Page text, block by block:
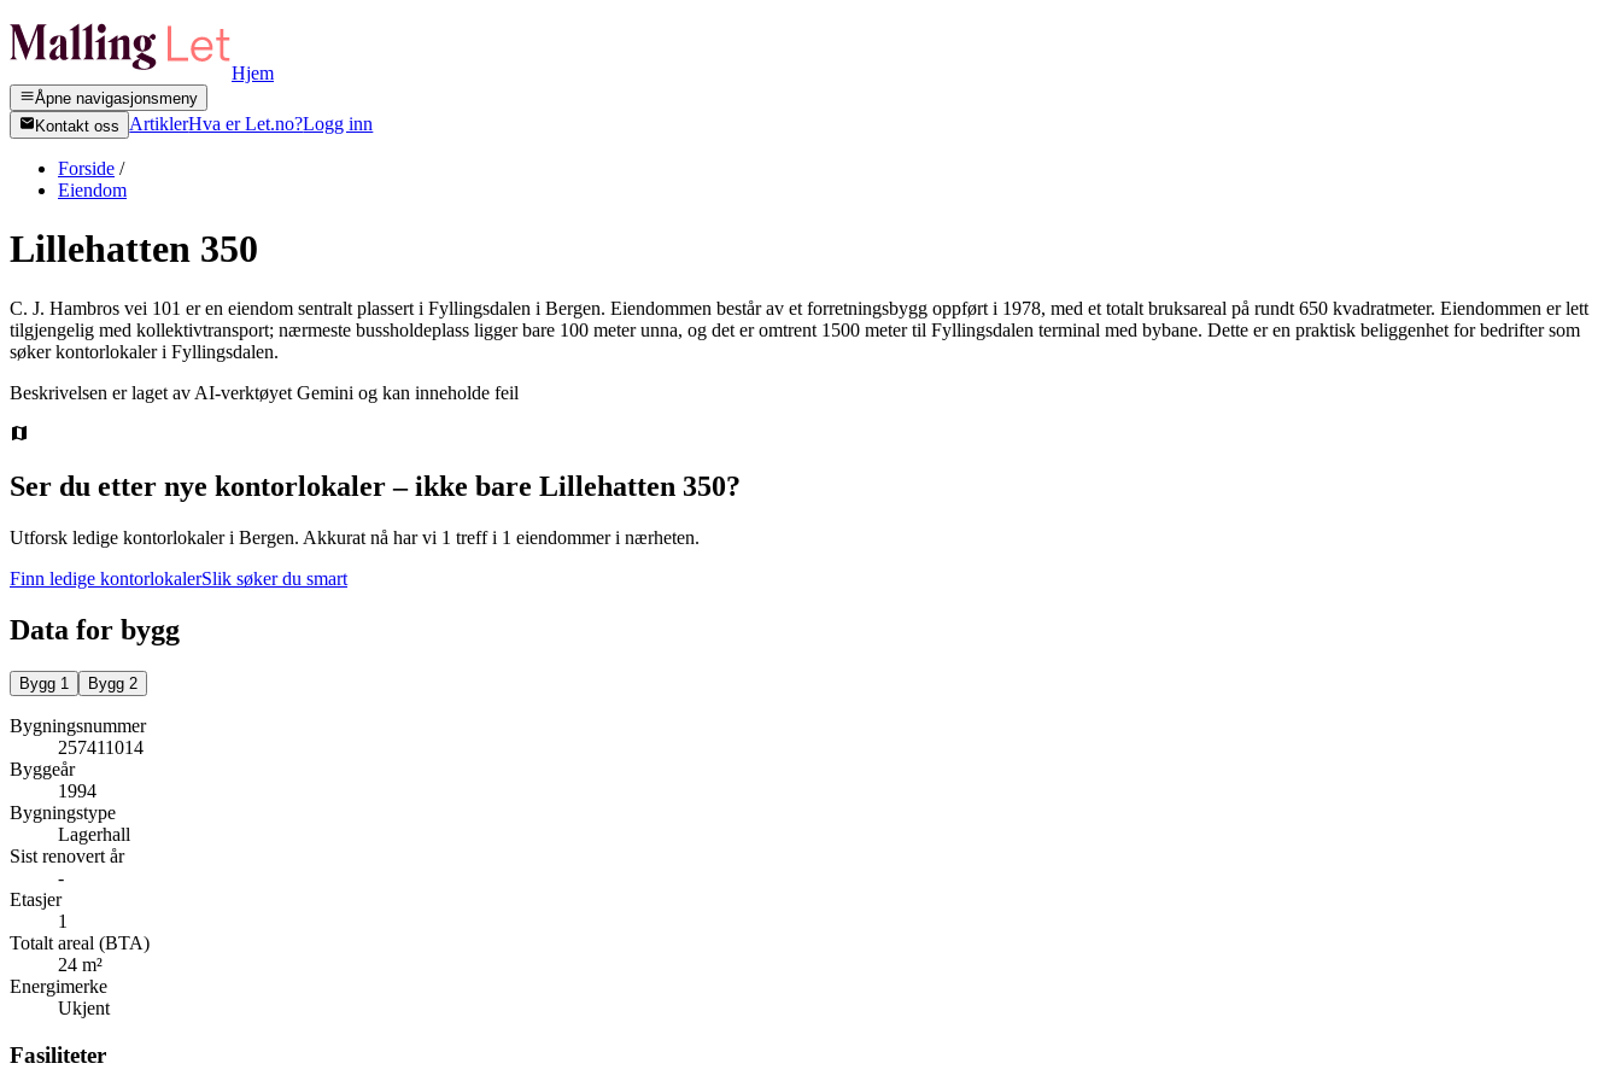
Hjem
Åpne navigasjonsmeny
Kontakt oss
ArtiklerHva er Let.no?Logg inn
Forside /
Eiendom
Lillehatten 350
C. J. Hambros vei 101 er en eiendom sentralt plassert i Fyllingsdalen i Bergen. Eiendommen består av et forretningsbygg oppført i 1978, med et totalt bruksareal på rundt 650 kvadratmeter. Eiendommen er lett
tilgjengelig med kollektivtransport; nærmeste bussholdeplass ligger bare 100 meter unna, og det er omtrent 1500 meter til Fyllingsdalen terminal med bybane. Dette er en praktisk beliggenhet for bedrifter som
søker kontorlokaler i Fyllingsdalen.
Beskrivelsen er laget av AI-verktøyet Gemini og kan inneholde feil
Ser du etter nye kontorlokaler – ikke bare Lillehatten 350?
Utforsk ledige kontorlokaler i Bergen. Akkurat nå har vi 1 treff i 1 eiendommer i nærheten.
Finn ledige kontorlokalerSlik søker du smart
Data for bygg
Bygg 1 Bygg 2
Bygningsnummer
257411014
Byggeår
1994
Bygningstype
Lagerhall
Sist renovert år
-
Etasjer
1
Totalt areal (BTA)
24 m²
Energimerke
Ukjent
Fasiliteter